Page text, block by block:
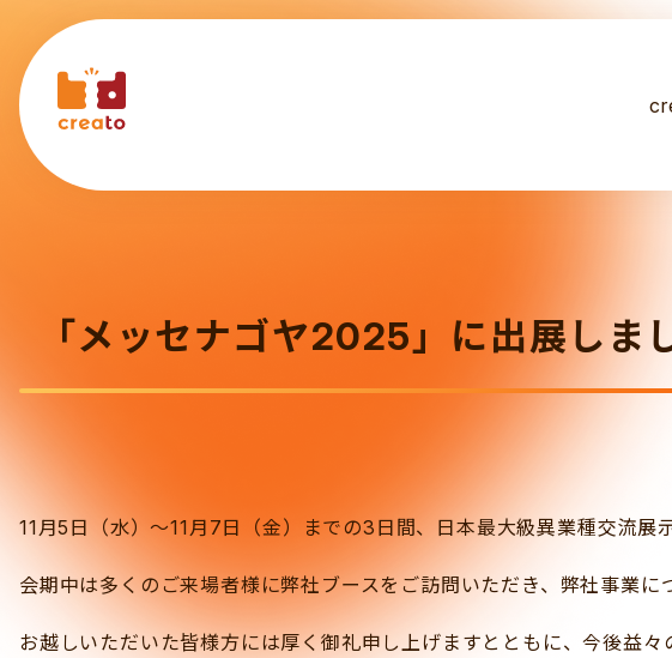
「メッセナゴヤ2025」に出展しま
11月5日（水）～11月7日（金）までの3日間、日本最大級異業種交流
会期中は多くのご来場者様に弊社ブースをご訪問いただき、弊社事業に
お越しいただいた皆様方には厚く御礼申し上げますとともに、今後益